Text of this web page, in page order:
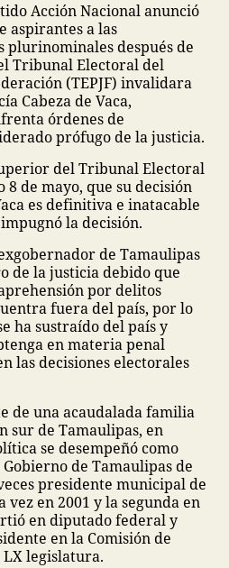
Acción Nacional anunció
aspirantes a las
plurinominales después de
Tribunal Electoral del
(TEPJF) invalidara
Cabeza de Vaca,
órdenes de
prófugo de la justicia.
del Tribunal Electoral
8 de mayo, que su decisión
es definitiva e inatacable
la decisión.
de Tamaulipas
de la justicia debido que
por delitos
fuera del país, por lo
ha sustraído del país y
en materia penal
las decisiones electorales
de una acaudalada familia
sur de Tamaulipas, en
se desempeñó como
de Tamaulipas de
presidente municipal de
en 2001 y la segunda en
en diputado federal y
en la Comisión de
legislatura.